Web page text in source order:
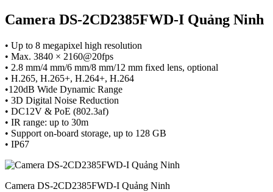
Camera DS-2CD2385FWD-I Quảng Ninh
• Up to 8 megapixel high resolution
• Max. 3840 × 2160@20fps
• 2.8 mm/4 mm/6 mm/8 mm/12 mm fixed lens, optional
• H.265, H.265+, H.264+, H.264
•120dB Wide Dynamic Range
• 3D Digital Noise Reduction
• DC12V & PoE (802.3af)
• IR range: up to 30m
• Support on-board storage, up to 128 GB
• IP67
Camera DS-2CD2385FWD-I Quảng Ninh